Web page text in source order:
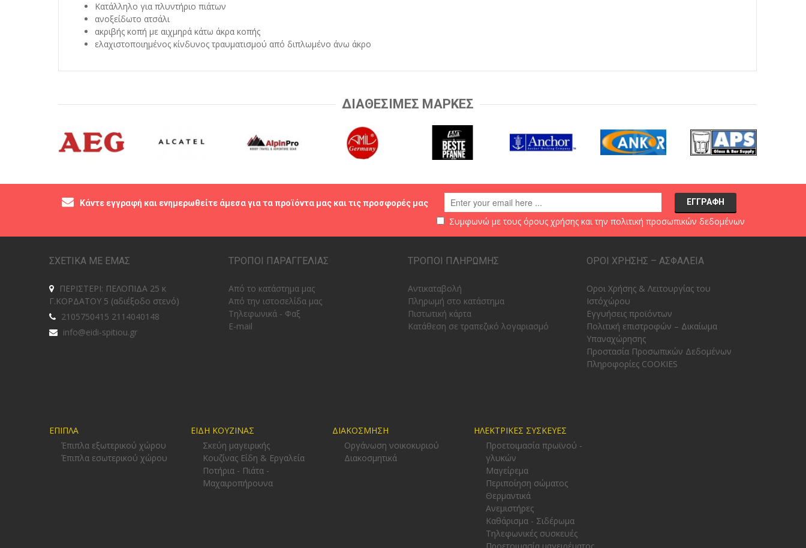
Κατάλληλο για πλυντήριο πιάτων
ανοξείδωτο ατσάλι
ακριβής κοπή με αιχμηρά κάτω άκρα κοπής
ελαχιστοποιημένος κίνδυνος τραυματισμού από διπλωμένο άνω άκρο
ΔΙΑΘΕΣΙΜΕΣ ΜΑΡΚΕΣ
Κάντε εγγραφή και ενημερωθείτε άμεσα για τα προϊόντα μας και τις προσφορές μας
Συμφωνώ με τους όρους χρήσηςκαι την πολιτική προσωπικών δεδομένων
ΣΧΕΤΙΚΑ ΜΕ ΕΜΑΣ
ΠΕΡΙΣΤΕΡΙ: ΠΕΛΟΠΙΔΑ 25 κ
Γ.ΚΟΡΔΑΤΟΥ 5 (αδιέξοδο στενό)
2105750415 2114040148
info@eidi-spitiou.gr
ΤΡΟΠΟΙ ΠΑΡΑΓΓΕΛΙΑΣ
Από το κατάστημα μας
Από την ιστοσελίδα μας
Tηλεφωνικά - Φαξ
E-mail
ΤΡΟΠΟΙ ΠΛΗΡΩΜΗΣ
Αντικαταβολή
Πληρωμή στο κατάστημα
Πιστωτική κάρτα
Κατάθεση σε τραπεζικό λογαριασμό
ΟΡΟΙ ΧΡΗΣΗΣ – ΑΣΦΑΛΕΙΑ
Οροι Χρήσης & Λειτουργίας του
Ιστόχώρου
Εγγυήσεις προϊόντων
Πολιτική επιστροφών – Δικαίωμα
Υπαναχώρησης
Προστασία Προσωπικών Δεδομένων
Πληροφορίες COOKIES
ΕΠΙΠΛΑ
Έπιπλα εξωτερικού χώρου
Έπιπλα εσωτερικού χώρου
ΕΙΔΗ ΚΟΥΖΙΝΑΣ
Σκεύη μαγειρικής
Κουζίνας Είδη & Εργαλεία
Ποτήρια - Πιάτα -
Μαχαιροπήρουνα
ΔΙΑΚΟΣΜΗΣΗ
Οργάνωση νοικοκυριού
Διακοσμητικά
ΗΛΕΚΤΡΙΚΕΣ ΣΥΣΚΕΥΕΣ
Προετοιμασία πρωϊνού -
γλυκών
Μαγείρεμα
Περιποίηση σώματος
Θερμαντικά
Ανεμιστήρες
Καθάρισμα - Σιδέρωμα
Τηλεφωνικές συσκευές
Προετοιμασία μαγειρέματος